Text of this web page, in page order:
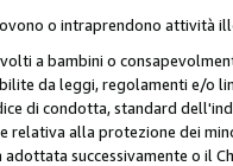
o intraprendono attività
a bambini o
da leggi, regolamenti e/o
di condotta, standard
relativa alla protezione dei
successivamente o il